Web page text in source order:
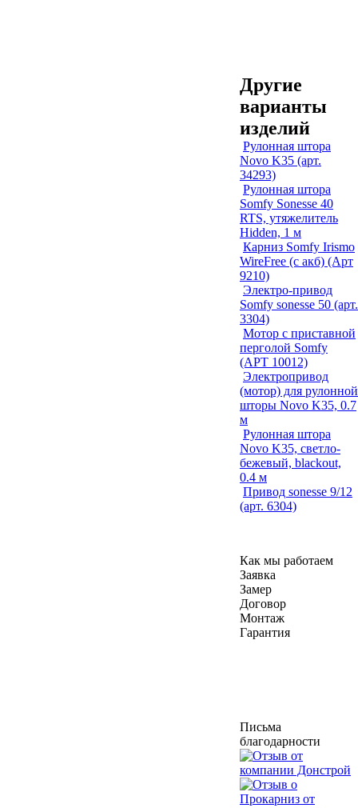
Другие
варианты
изделий
Рулонная штора
Novo K35 (арт.
34293)
Рулонная штора
Somfy Sonesse 40
RTS, утяжелитель
Hidden, 1 м
Карниз Somfy Irismo
WireFree (с акб) (Арт
9210)
Электро-привод
Somfy sonesse 50 (арт.
3304)
Мотор с приставной
перголой Somfy
(АРТ 10012)
Электропривод
(мотор) для рулонной
шторы Novo K35, 0.7
м
Рулонная штора
Novo K35, светло-
бежевый, blackout,
0.4 м
Привод sonesse 9/12
(арт. 6304)
Как мы работаем
Заявка
Замер
Договор
Монтаж
Гарантия
Письма
благодарности